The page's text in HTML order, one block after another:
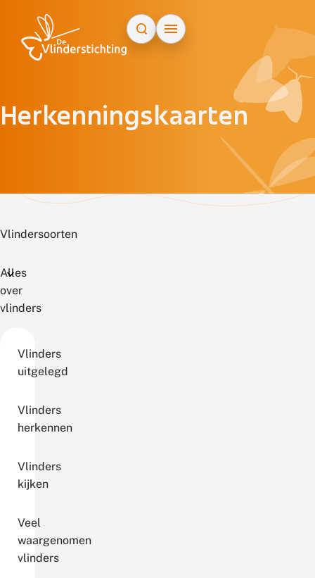
Herkenningskaarten
Vlindersoorten
Alles
over
vlinders
Vlinders
uitgelegd
Vlinders
herkennen
Vlinders
kijken
Veel
waargenomen
vlinders